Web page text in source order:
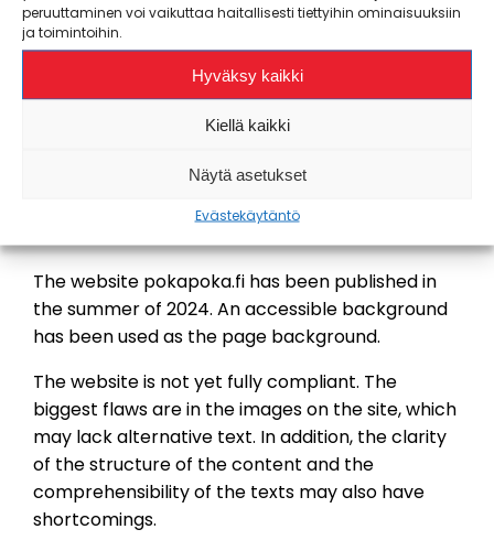
peruuttaminen voi vaikuttaa haitallisesti tiettyihin ominaisuuksiin
ja toimintoihin.
Hyväksy kaikki
Kiellä kaikki
Näytä asetukset
Evästekäytäntö
service www.pokapoka.fi and has been updated
on 7.6.24.
We have evaluated the accessibility of the
Digital service accessibility status
The website pokapoka.fi has been published in
the summer of 2024. An accessible background
has been used as the page background.
The website is not yet fully compliant. The
biggest flaws are in the images on the site, which
may lack alternative text. In addition, the clarity
of the structure of the content and the
comprehensibility of the texts may also have
shortcomings.